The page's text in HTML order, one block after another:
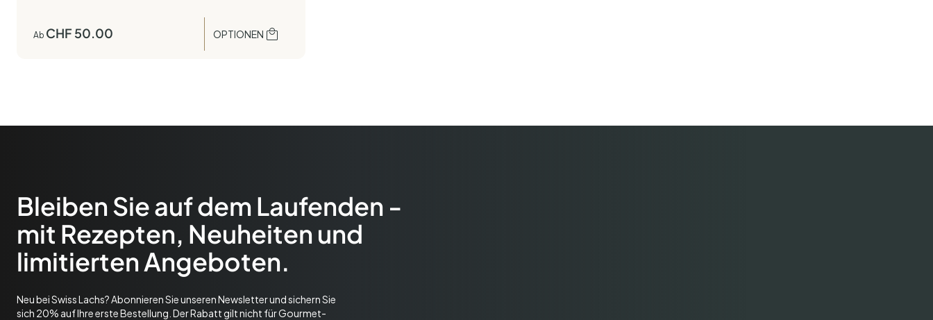
Ab CHF 50.00 OPTIONEN
Bleiben Sie auf dem Laufenden -
mit Rezepten, Neuheiten und
limitierten Angeboten.
Neu bei Swiss Lachs? Abonnieren Sie unseren Newsletter und sichern Sie
sich 20% auf Ihre erste Bestellung. Der Rabatt gilt nicht für Gourmet-